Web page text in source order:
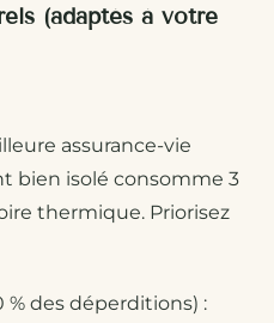
(adaptés à votre
assurance-vie
bien isolé consomme 3
thermique. Priorisez
% des déperditions) :